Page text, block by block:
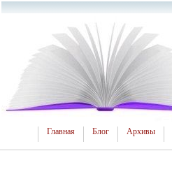
Главная Блог Архивы